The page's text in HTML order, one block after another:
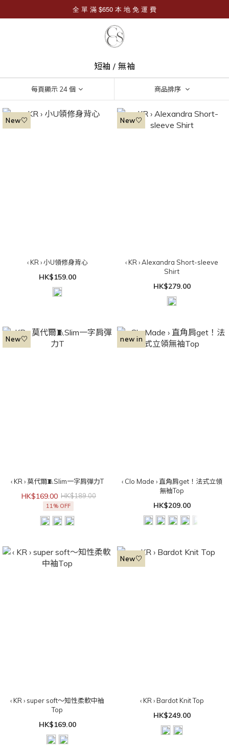
短袖 / 無袖
每頁顯示 24 個 商品排序
New♡
‹ KR › 小U領修身背心
HK$159.00
New♡
‹ KR › Alexandra Short-sleeve
Shirt
HK$279.00
New♡
‹ KR › 莫代爾🧵Slim一字肩彈力T
HK$169.00 HK$189.00
11% OFF
new in
‹ Clo Made › 直角肩get！法式立領
無袖Top
HK$209.00
‹ KR › super soft～知性柔軟中袖
Top
HK$169.00
New♡
‹ KR › Bardot Knit Top
HK$249.00